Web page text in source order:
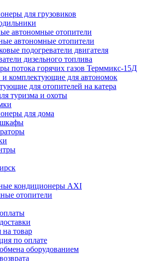
для грузовиков
автономные отопители
автономные отопители
подогреватели двигателя
дизельного топлива
потока горячих газов Терммикс-15Д
и комплектующие для автономок
для отопителей на катера
туризма и охоты
для дома
кондиционеры AXI
отопители
на товар
по оплате
оборудованием